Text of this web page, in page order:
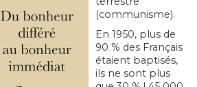
(communisme).
En 1950, plus de
90 % des Français
étaient baptisés,
ils ne sont plus